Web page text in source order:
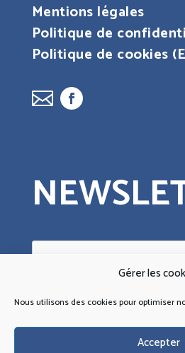
Gérer les
Nous utilisons des cookies pour optimiser
Accepter
Mentions légales
Politique de
Politique de cookies
Je